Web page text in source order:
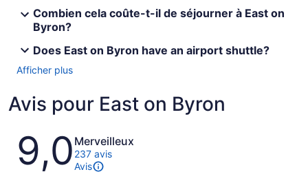
Combien cela coûte-t-il de séjourner à East on
Byron?
Does East on Byron have an airport shuttle?
Afficher plus
Avis pour East on Byron
Avis
9,0 Merveilleux
237 avis
Avis